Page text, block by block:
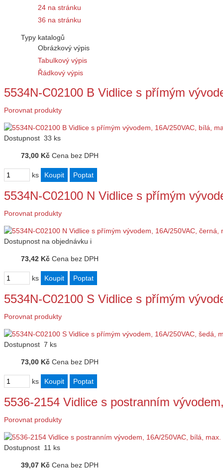
24 na stránku
36 na stránku
Typy katalogů
Obrázkový výpis
Tabulkový výpis
Řádkový výpis
5534N-C02100 B Vidlice s přímým
Porovnat produkty
Dostupnost 33 ks
73,00 Kč Cena bez DPH
ks
5534N-C02100 N Vidlice s přímým
Porovnat produkty
Dostupnost na objednávku i
73,42 Kč Cena bez DPH
ks
5534N-C02100 S Vidlice s přímým
Porovnat produkty
Dostupnost 7 ks
73,00 Kč Cena bez DPH
ks
5536-2154 Vidlice s postranním
Porovnat produkty
Dostupnost 11 ks
39,07 Kč Cena bez DPH